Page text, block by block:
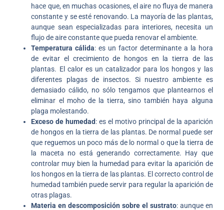
hace que, en muchas ocasiones, el aire no fluya de manera
constante y se esté renovando. La mayoría de las plantas,
aunque sean especializadas para interiores, necesita un
flujo de aire constante que pueda renovar el ambiente.
Temperatura cálida: es un factor determinante a la hora
de evitar el crecimiento de hongos en la tierra de las
plantas. El calor es un catalizador para los hongos y las
diferentes plagas de insectos. Si nuestro ambiente es
demasiado cálido, no sólo tengamos que plantearnos el
eliminar el moho de la tierra, sino también haya alguna
plaga molestando.
Exceso de humedad: es el motivo principal de la aparición
de hongos en la tierra de las plantas. De normal puede ser
que reguemos un poco más de lo normal o que la tierra de
la maceta no está generando correctamente. Hay que
controlar muy bien la humedad para evitar la aparición de
los hongos en la tierra de las plantas. El correcto control de
humedad también puede servir para regular la aparición de
otras plagas.
Materia en descomposición sobre el sustrato: aunque en